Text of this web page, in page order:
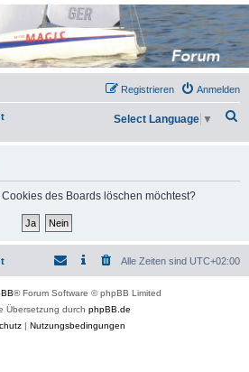
Anmelden
Registrieren
h
Select Language ▼
des Boards löschen möchtest?
Alle Zeiten sind UTC+02:00
® Forum Software © phpBB Limited
Übersetzung durch phpBB.de
| Nutzungsbedingungen